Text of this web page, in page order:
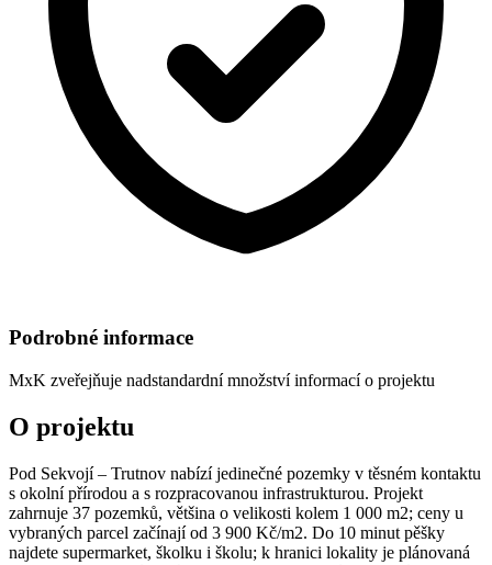
Podrobné informace
MxK zveřejňuje nadstandardní množství informací o projektu
O projektu
Pod Sekvojí – Trutnov nabízí jedinečné pozemky v těsném kontaktu
s okolní přírodou a s rozpracovanou infrastrukturou. Projekt
zahrnuje 37 pozemků, většina o velikosti kolem 1 000 m2; ceny u
vybraných parcel začínají od 3 900 Kč/m2. Do 10 minut pěšky
najdete supermarket, školku i školu; k hranici lokality je plánovaná